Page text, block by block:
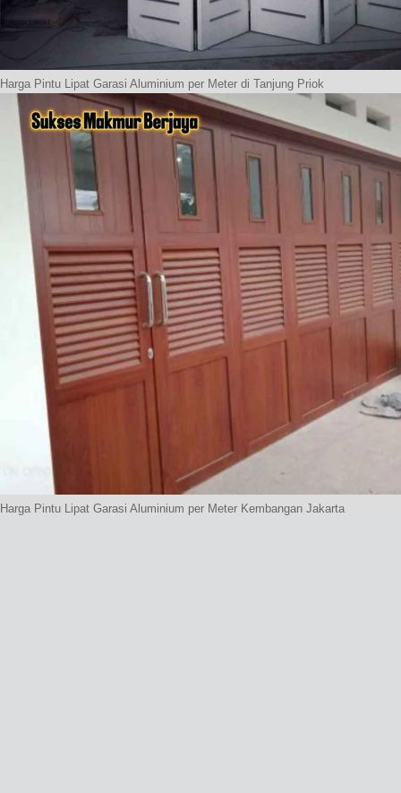
Harga Pintu Lipat Garasi Aluminium per Meter di Tanjung Priok
Harga Pintu Lipat Garasi Aluminium per Meter Kembangan Jakarta